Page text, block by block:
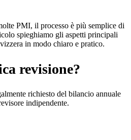
PMI, il processo è più semplice di
spieghiamo gli aspetti principali
in modo chiaro e pratico.
revisione?
richiesto del bilancio annuale
indipendente.